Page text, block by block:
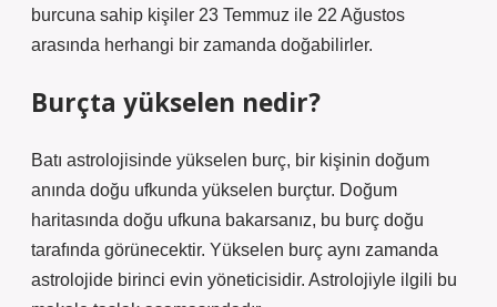
burcuna sahip kişiler 23 Temmuz ile 22 Ağustos
arasında herhangi bir zamanda doğabilirler.
Burçta yükselen nedir?
Batı astrolojisinde yükselen burç, bir kişinin doğum
anında doğu ufkunda yükselen burçtur. Doğum
haritasında doğu ufkuna bakarsanız, bu burç doğu
tarafında görünecektir. Yükselen burç aynı zamanda
astrolojide birinci evin yöneticisidir. Astrolojiyle ilgili bu